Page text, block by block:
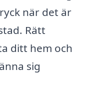
när det är
Rätt
ditt hem och
sig